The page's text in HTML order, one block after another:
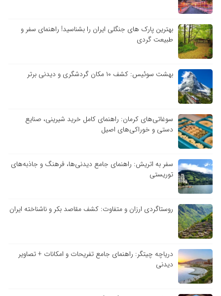
بهترین پارک های جنگلی ایران را بشناسید! راهنمای سفر و
طبیعت گردی
بهشت سوئیس: کشف ۱۰ مکان گردشگری و دیدنی برتر
سوغاتی‌های کرمان: راهنمای کامل خرید شیرینی، صنایع
دستی و خوراکی‌های اصیل
سفر به اتریش: راهنمای جامع دیدنی‌ها، فرهنگ و جاذبه‌های
توریستی
روستاگردی ارزان و متفاوت: کشف مقاصد بکر و ناشناخته ایران
دریاچه چیتگر: راهنمای جامع تفریحات و امکانات + تصاویر
دیدنی